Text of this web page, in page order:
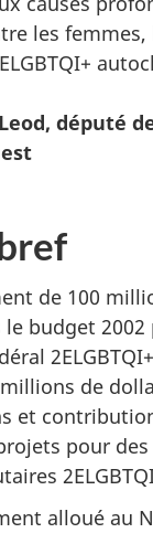
les
député
de 100
le budget 2002
de
et
pour
alloué au